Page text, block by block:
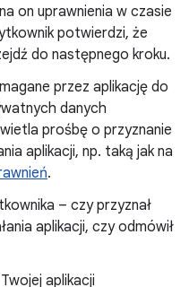
on uprawnienia w czasie
potwierdzi, że
do następnego kroku.
przez aplikację do
danych
prośbę o przyznanie
aplikacji, np. taką jak na
.
– czy przyznał
aplikacji, czy odmówił
aplikacji